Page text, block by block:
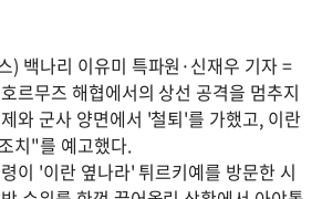
) 백나리 이유미 특파원·신재우 기자 =
르무즈 해협에서의 상선 공격을 멈추지
와 군사 양면에서 '철퇴'를 가했고, 이란
치"를 예고했다.
이 '이란 옆나라' 튀르키예를 방문한 시